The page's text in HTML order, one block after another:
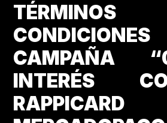
CAMPAÑA
INTERÉS